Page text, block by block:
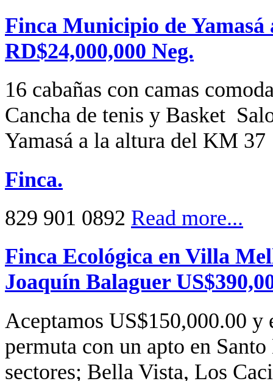
Finca Municipio de
RD$24,000,000 Neg.
16 cabañas con camas
Cancha de tenis y Basket
Yamasá a la altura del KM
Finca.
829 901 0892 Read more...
Finca Ecológica en Villa
Joaquín Balaguer
Aceptamos US$150,000.00
permuta con un apto en
sectores; Bella Vista, Los